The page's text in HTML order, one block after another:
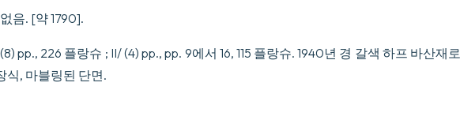
음. [약 1790].
pp., 226 플랑슈 ; II/ (4) pp., pp. 9에서 16, 115 플랑슈. 1940년 경 갈색 하프 바산재로
식, 마블링된 단면.